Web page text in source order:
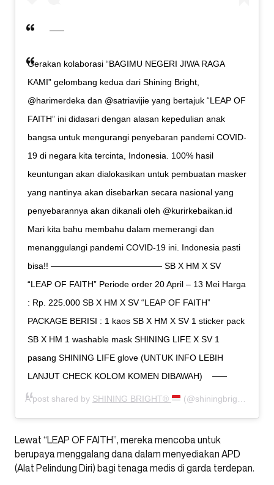
Gerakan kolaborasi “BAGIMU NEGERI JIWA RAGA
KAMI” gelombang kedua dari Shining Bright,
@harimerdeka dan @satriavijie yang bertajuk “LEAP OF
FAITH” ini didasari dengan alasan kepedulian anak
bangsa untuk mengurangi penyebaran pandemi COVID-
19 di negara kita tercinta, Indonesia. 100% hasil
keuntungan akan dialokasikan untuk pembuatan masker
yang nantinya akan disebarkan secara nasional yang
penyebarannya akan dikanali oleh @kurirkebaikan.id
Mari kita bahu membahu dalam memerangi dan
menanggulangi pandemi COVID-19 ini. Indonesia pasti
bisa!! ————————————— SB X HM X SV
“LEAP OF FAITH” Periode order 20 April – 13 Mei Harga
: Rp. 225.000 SB X HM X SV “LEAP OF FAITH”
PACKAGE BERISI : 1 kaos SB X HM X SV 1 sticker pack
SB X HM 1 washable mask SHINING LIFE X SV 1
pasang SHINING LIFE glove (UNTUK INFO LEBIH
LANJUT CHECK KOLOM KOMEN DIBAWAH)
A post shared by SHINING BRIGHT® (@shiningbrightco) on
Lewat “LEAP OF FAITH”, mereka mencoba untuk
berupaya menggalang dana dalam menyediakan APD
(Alat Pelindung Diri) bagi tenaga medis di garda terdepan.